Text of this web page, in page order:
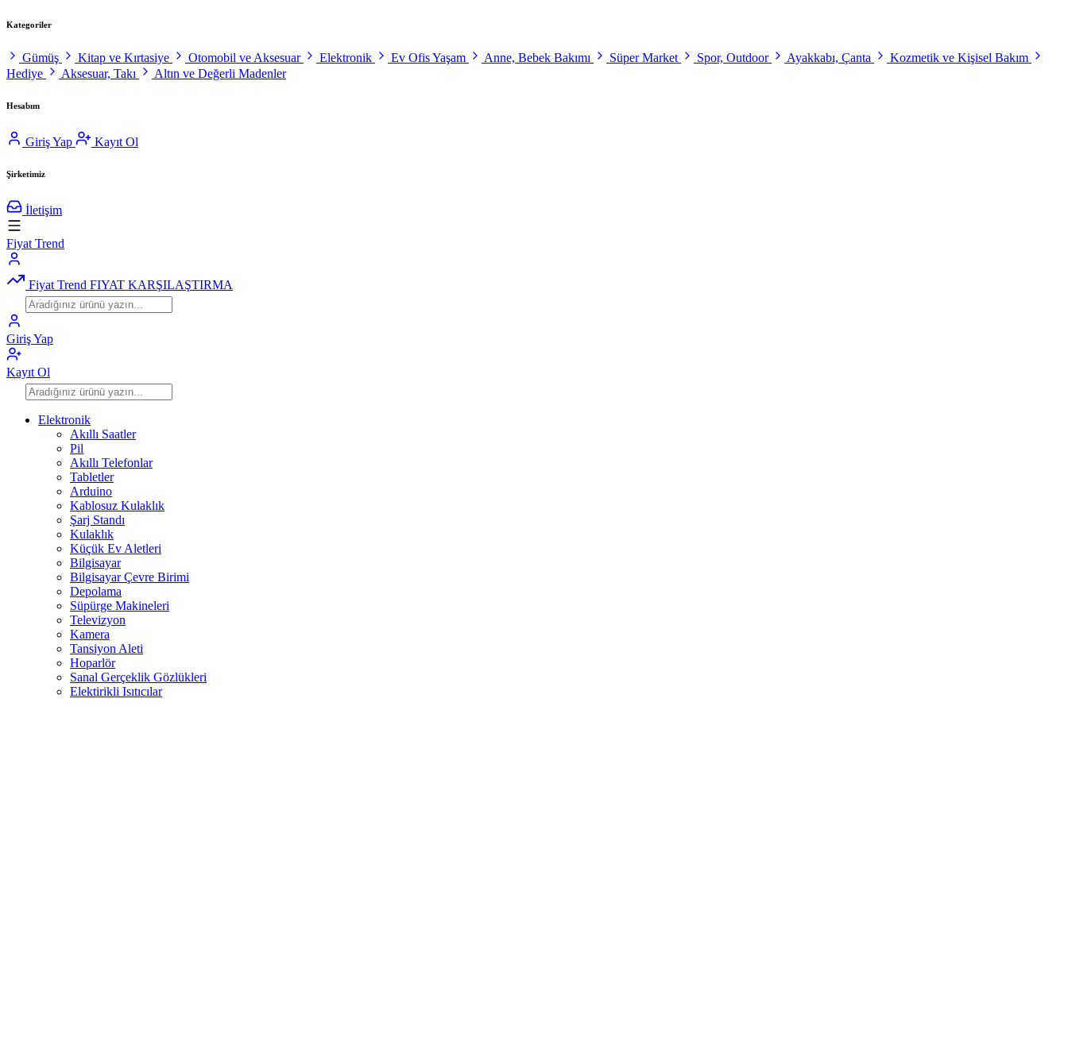
Kategoriler
Gümüş Kitap ve Kırtasiye Otomobil ve Aksesuar Elektronik Ev Ofis Yaşam Anne, Bebek Bakımı Süper Market Spor, Outdoor Ayakkabı, Çanta
Kozmetik ve Kişisel Bakım
Hediye
Aksesuar, Takı Altın ve Değerli Madenler
Hesabım
Giriş Yap Kayıt Ol
Şirketimiz
İletişim
Fiyat Trend
Fiyat Trend FIYAT KARŞILAŞTIRMA
Giriş Yap
Kayıt Ol
Elektronik
Akıllı Saatler
Pil
Akıllı Telefonlar
Tabletler
Arduino
Kablosuz Kulaklık
Şarj Standı
Kulaklık
Küçük Ev Aletleri
Bilgisayar
Bilgisayar Çevre Birimi
Depolama
Süpürge Makineleri
Televizyon
Kamera
Tansiyon Aleti
Hoparlör
Sanal Gerçeklik Gözlükleri
Elektirikli Isıtıcılar